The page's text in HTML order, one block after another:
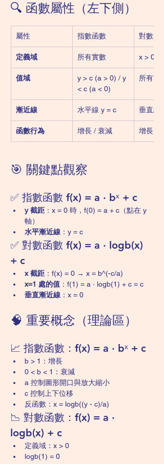
🔍 函數屬性（左下側）
屬性 指數函數 對數函數
定義域 所有實數 x > 0
值域
y > c (a > 0) / y
< c (a < 0)
所有實數
漸近線 水平線 y = c 垂直線
函數行為 增長 / 衰減 增長 /
🎯 關鍵點觀察
✅ 指數函數 f(x) = a · bˣ + c
y 截距 ：x = 0 時，f(0) = a + c（點在 y
軸）
水平漸近線 ：y = c
✅ 對數函數 f(x) = a · logb(x)
+ c
x 截距 ：f(x) = 0 → x = b^(-c/a)
x=1 處的值 ：f(1) = a · logb(1) + c = c
垂直漸近線 ：x = 0
🧠 重要概念（理論區）
📈 指數函數：f(x) = a · bˣ + c
b > 1：增長
0 < b < 1：衰減
a 控制圖形開口與放大縮小
c 控制上下位移
反函數：x = logb((y - c)/a)
📉 對數函數：f(x) = a ·
logb(x) + c
定義域：x > 0
logb(1) = 0